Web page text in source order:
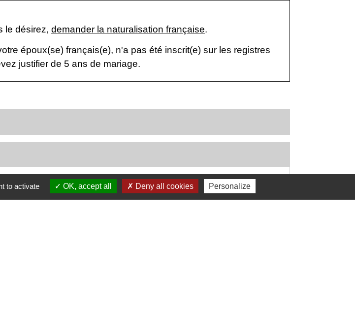
le désirez, demander la naturalisation française.
époux(se) français(e), n'a pas été inscrit(e) sur les registres
justifier de 5 ans de mariage.
to activate OK, accept all Deny all cookies Personalize